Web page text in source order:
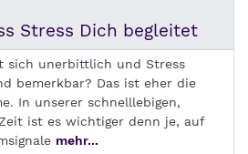
Stress Dich begleitet
sich unerbittlich und Stress
bemerkbar? Das ist eher die
In unserer schnelllebigen,
ist es wichtiger denn je, auf
mehr...